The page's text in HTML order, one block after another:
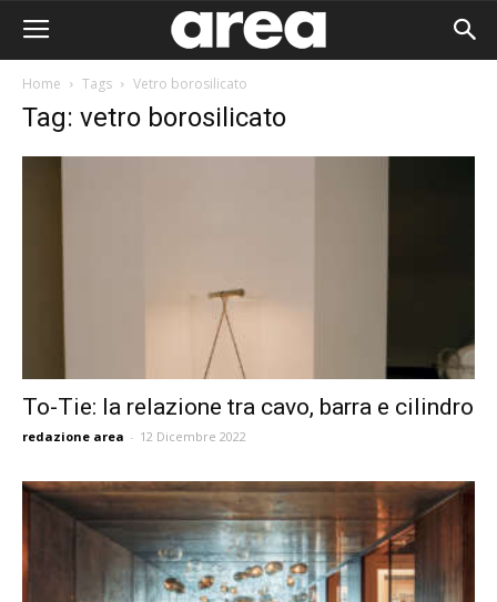
Home Tags Vetro borosilicato
Tag: vetro borosilicato
To-Tie: la relazione tra cavo, barra e cilindro
redazione area - 12 Dicembre 2022